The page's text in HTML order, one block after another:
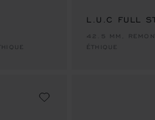
L.U.C FULL
42.5 MM,
ÉTHIQUE